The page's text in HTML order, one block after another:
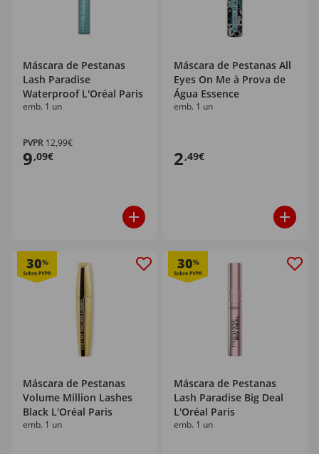
Máscara de Pestanas
Lash Paradise
Waterproof L'Oréal Paris
emb. 1 un
PVPR 12,99€
9,09€
Máscara de Pestanas All
Eyes On Me à Prova de
Água Essence
emb. 1 un
2,49€
30%
Máscara de Pestanas
Volume Million Lashes
Black L'Oréal Paris
emb. 1 un
30%
Máscara de Pestanas
Lash Paradise Big Deal
L'Oréal Paris
emb. 1 un